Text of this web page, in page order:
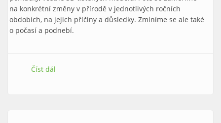
na konkrétní změny v přírodě v jednotlivých ročních
obdobích, na jejich příčiny a důsledky. Zmíníme se ale také
o počasí a podnebí.
Číst dál